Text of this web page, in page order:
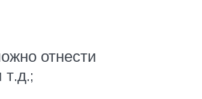
отнести